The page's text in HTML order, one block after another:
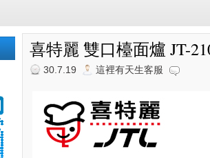
喜特麗 雙口檯面爐 JT-
30.7.19 這裡有天生客服